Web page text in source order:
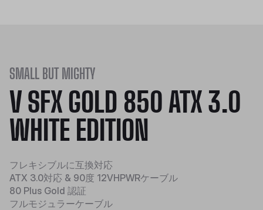
SMALL BUT MIGHTY
V SFX GOLD 850 ATX 3.0
WHITE EDITION
フレキシブルに互換対応
ATX 3.0対応 & 90度 12VHPWRケーブル
80 Plus Gold 認証
フルモジュラーケーブル